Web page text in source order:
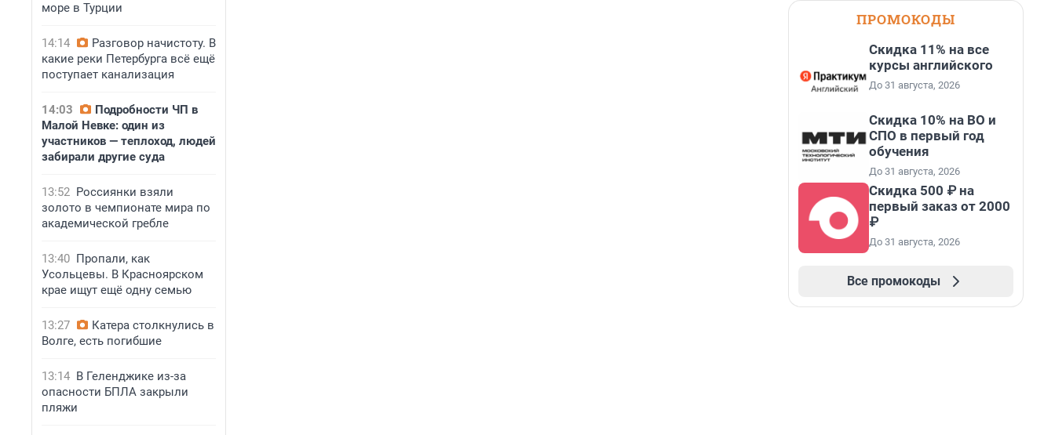
море в Турции
14:14
Разговор начистоту. В
какие реки Петербурга всё ещё
поступает канализация
14:03
Подробности ЧП в
Малой Невке: один из
участников — теплоход, людей
забирали другие суда
13:52 Россиянки взяли
золото в чемпионате мира по
академической гребле
13:40 Пропали, как
Усольцевы. В Красноярском
крае ищут ещё одну семью
13:27
Катера столкнулись в
Волге, есть погибшие
13:14 В Геленджике из-за
опасности БПЛА закрыли
пляжи
ПРОМОКОДЫ
Скидка 11% на все
курсы английского
До 31 августа, 2026
Скидка 10% на ВО и
СПО в первый год
обучения
До 31 августа, 2026
Скидка 500 ₽ на
первый заказ от 2000
₽
До 31 августа, 2026
Все промокоды